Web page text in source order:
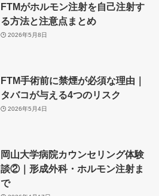
FTMがホルモン注射を自己注射す
る方法と注意点まとめ
2026年5月8日
FTM手術前に禁煙が必須な理由｜
タバコが与える4つのリスク
2026年5月4日
岡山大学病院カウンセリング体験
談②｜形成外科・ホルモン注射ま
で